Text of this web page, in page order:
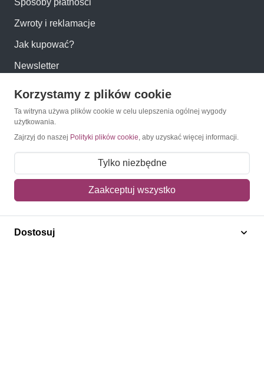
Zwroty i reklamacje
Jak kupować?
Newsletter
Konto
Moje konto
Moje zamówienia
Mój koszyk
Adres dostawy
Polecamy
Korzystamy z plików cookie
Ta witryna używa plików cookie w celu ulepszenia ogólnej wygody
użytkowania.
Zajrzyj do naszej Polityki plików cookie, aby uzyskać więcej informacji.
Tylko niezbędne
Zaakceptuj wszystko
Dostosuj